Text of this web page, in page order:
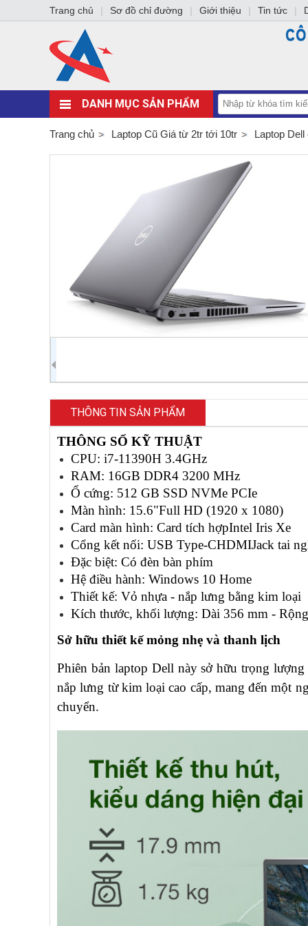
DANH MỤC SẢN PHẨM
Trang chủ Laptop Cũ Giá từ 2tr tới 10tr Laptop Dell
THÔNG TIN SẢN PHẨM
THÔNG SỐ KỸ THUẬT
CPU: i7-11390H 3.4GHz
RAM: 16GB DDR4 3200 MHz
Ổ cứng: 512 GB SSD NVMe PCIe
Màn hình: 15.6"Full HD (1920 x 1080)
Card màn hình: Card tích hợpIntel Iris Xe
Cổng kết nối: USB Type-CHDMIJack tai
Đặc biệt: Có đèn bàn phím
Hệ điều hành: Windows 10 Home
Thiết kế: Vỏ nhựa - nắp lưng bằng kim loại
Kích thước, khối lượng: Dài 356 mm -
Sở hữu thiết kế mỏng nhẹ và thanh lịch
Phiên bản laptop Dell này sở hữu trọng lượng
nắp lưng từ kim loại cao cấp, mang đến một
chuyển.
Trang chủ | Sơ đồ chỉ đường | Giới thiệu | Tin tức |